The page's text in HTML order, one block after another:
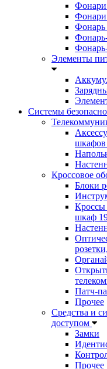
Фонари
Фонари
Фонарь
Элементы
Системы
шкафов
Кроссовое
Блоки
Кроссы
шкаф
Патч-
Прочее
Средства и
доступом
Замки
Прочее